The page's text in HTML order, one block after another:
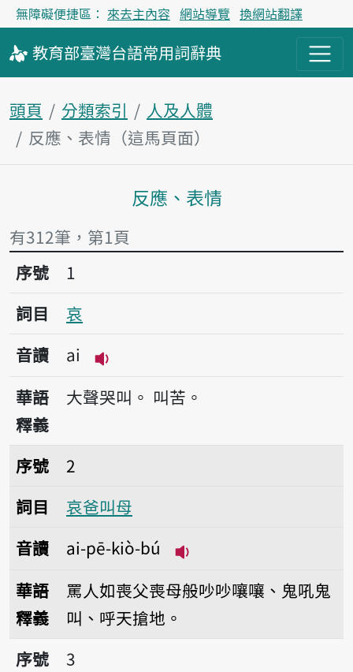
無障礙便捷區： 來去主內容 網站導覽 換網站翻譯
教育部臺灣台語常用詞辭典
頭頁 分類索引
人及人體
反應、表情（這馬頁面）
主內容區
反應、表情
有312筆，第1頁
序號1哀
序號
1
詞目
哀
音讀
ai
播放音讀ai
華語
釋義
大聲哭叫。 叫苦。
序號2哀爸叫母
序號
2
詞目
哀爸叫母
音讀
ai-pē-kiò-bú
華語
釋義
罵人如喪父喪母般吵吵嚷嚷、鬼吼鬼
叫、呼天搶地。
序號3安靜
序號
3